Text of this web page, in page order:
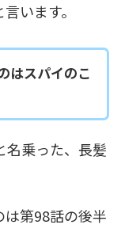
います。
はスパイのこ
名乗った、長髪
第98話の後半